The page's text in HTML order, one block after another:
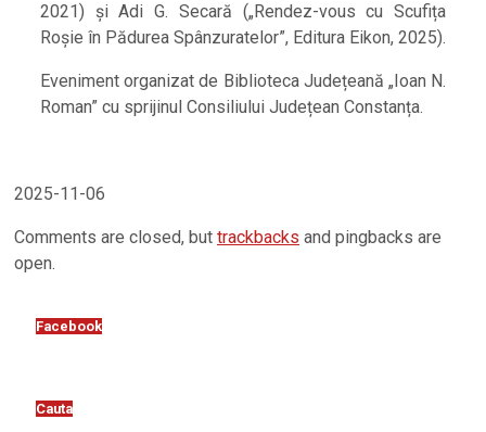
2021) și Adi G. Secară („Rendez-vous cu Scufița
Roșie în Pădurea Spânzuratelor”, Editura Eikon, 2025).
Eveniment organizat de Biblioteca Județeană „Ioan N.
Roman” cu sprijinul Consiliului Județean Constanța.
2025-11-06
Comments are closed, but trackbacks and pingbacks are
open.
Facebook
Cauta